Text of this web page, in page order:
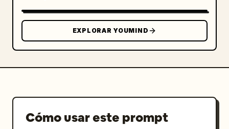
EXPLORAR YOUMIND
Cómo usar este prompt